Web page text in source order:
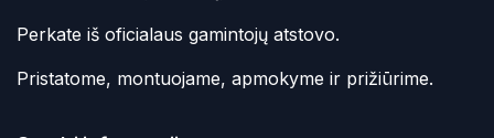
Perkate iš oficialaus gamintojų atstovo.
Pristatome, montuojame, apmokyme ir prižiūrime.